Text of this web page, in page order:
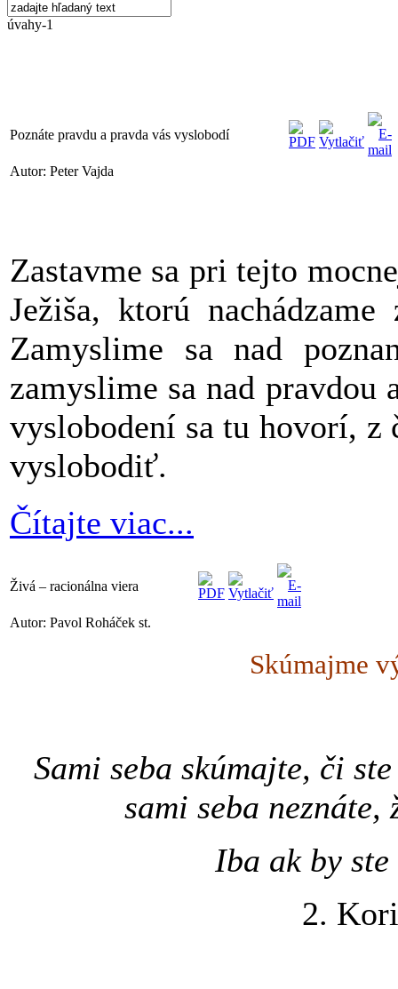
úvahy-1
Poznáte pravdu a pravda vás vyslobodí
Autor: Peter Vajda
Zastavme sa pri tejto
Ježiša, ktorú
Zamyslime sa nad
zamyslime sa nad pravdou
vyslobodení sa tu hovorí, z
vyslobodiť.
Čítajte viac...
Živá – racionálna viera
Autor: Pavol Roháček st.
Skúmajme
Sami seba skúmajte, či
sami seba
Iba ak by
2.